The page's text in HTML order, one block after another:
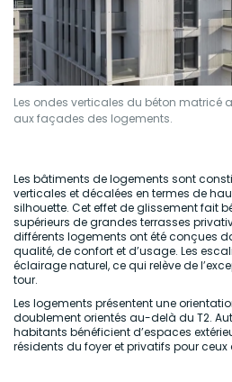
Les ondes verticales du béton matricé
aux façades des logements.
Les bâtiments de logements sont
verticales et décalées en termes de
silhouette. Cet effet de glissement fait
supérieurs de grandes terrasses
différents logements ont été conçues
qualité, de confort et d’usage. Les
éclairage naturel, ce qui relève de
tour.
Les logements présentent une
doublement orientés au-delà du T2.
habitants bénéficient d’espaces
résidents du foyer et privatifs pour ceux